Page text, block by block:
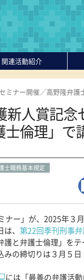
関連活動紹介
ミナー開催／高野隆弁
新人賞記
倫理」で
士職務基本規定
ー」が、2025年３
は、第22回季刊刑事
と弁護士倫理」を
の締切りは３月５日
には「最善の弁護活動